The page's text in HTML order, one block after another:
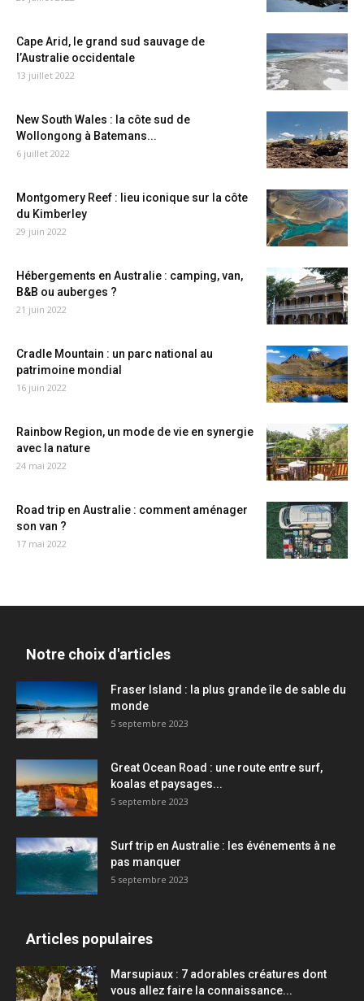
Cape Arid, le grand sud sauvage de
l’Australie occidentale
13 juillet 2022
New South Wales : la côte sud de
Wollongong à Batemans...
6 juillet 2022
Montgomery Reef : lieu iconique sur la côte
du Kimberley
29 juin 2022
Hébergements en Australie : camping, van,
B&B ou auberges ?
21 juin 2022
Cradle Mountain : un parc national au
patrimoine mondial
16 juin 2022
Rainbow Region, un mode de vie en synergie
avec la nature
24 mai 2022
Road trip en Australie : comment aménager
son van ?
17 mai 2022
Notre choix d'articles
Fraser Island : la plus grande île de sable du
monde
5 septembre 2023
Great Ocean Road : une route entre surf,
koalas et paysages...
5 septembre 2023
Surf trip en Australie : les événements à ne
pas manquer
5 septembre 2023
Articles populaires
Marsupiaux : 7 adorables créatures dont
vous allez faire la connaissance...